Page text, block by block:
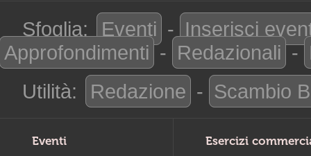
Sfoglia: Eventi - Inserisci
Approfondimenti - Redazionali -
Utilità:
Redazione - Scambio
Eventi Esercizi